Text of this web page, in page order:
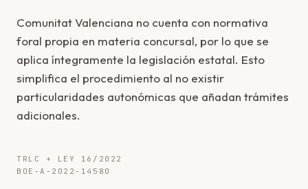
Comunitat Valenciana no cuenta con normativa
foral propia en materia concursal, por lo que se
aplica íntegramente la legislación estatal. Esto
simplifica el procedimiento al no existir
particularidades autonómicas que añadan trámites
adicionales.
TRLC + LEY 16/2022
BOE-A-2022-14580